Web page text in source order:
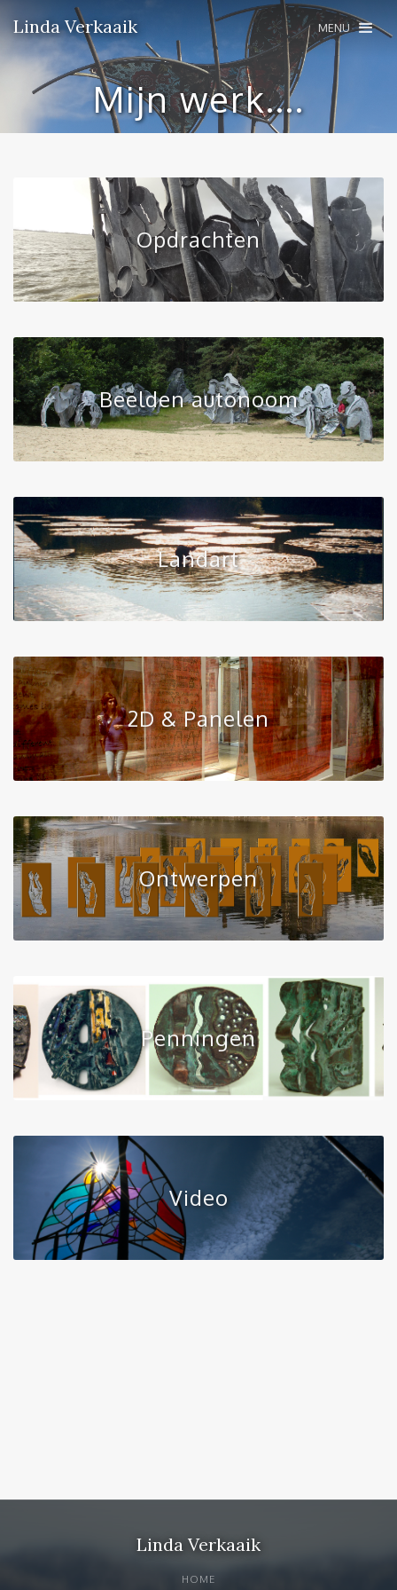
Linda Verkaaik MENU
Mijn werk....
Opdrachten
Beelden autonoom
Landart
2D & Panelen
Ontwerpen
Penningen
Video
Linda Verkaaik
HOME